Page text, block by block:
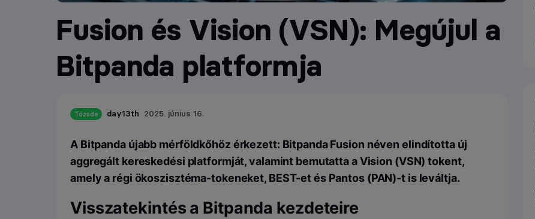
Fusion és Vision (VSN): Megújul a
Bitpanda platformja
Tőzsde day13th 2025. június 16.
A Bitpanda újabb mérföldkőhöz érkezett: Bitpanda Fusion néven elindította új
aggregált kereskedési platformját, valamint bemutatta a Vision (VSN) tokent,
amely a régi ökoszisztéma-tokeneket, BEST-et és Pantos (PAN)-t is leváltja.
Visszatekintés a Bitpanda kezdeteire